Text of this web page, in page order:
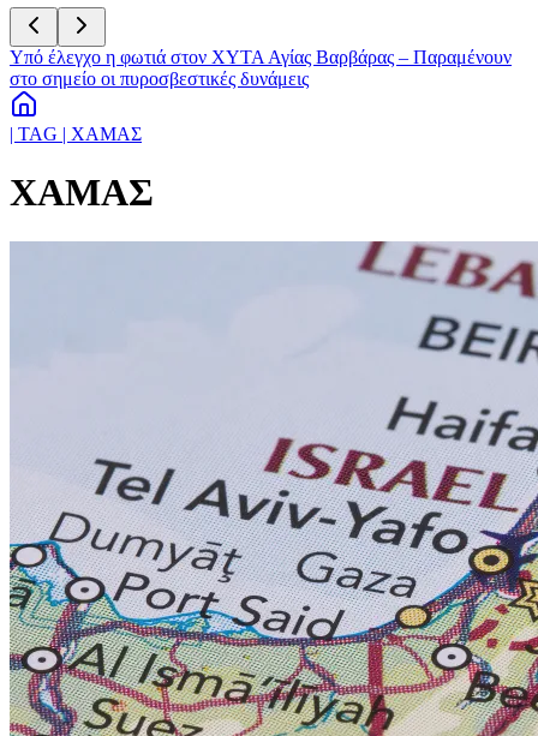
Υπό έλεγχο η φωτιά στον ΧΥΤΑ Αγίας Βαρβάρας – Παραμένουν
στο σημείο οι πυροσβεστικές δυνάμεις
| TAG | ΧΑΜΑΣ
ΧΑΜΑΣ